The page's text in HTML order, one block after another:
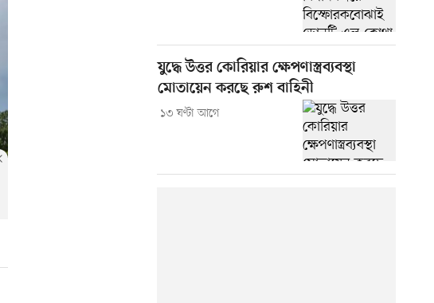
যুদ্ধে উত্তর কোরিয়ার ক্ষেপণাস্ত্রব্যবস্থা
মোতায়েন করছে রুশ বাহিনী
১৩ ঘণ্টা আগে